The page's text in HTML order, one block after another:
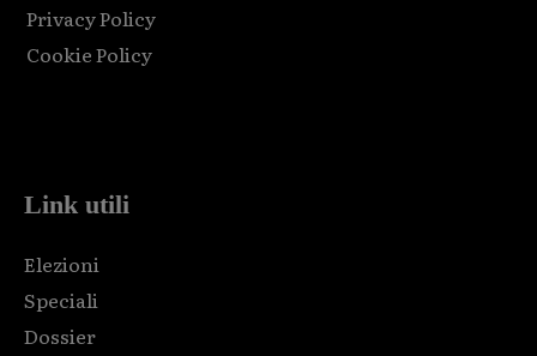
Privacy Policy
Cookie Policy
Link utili
Elezioni
Speciali
Dossier